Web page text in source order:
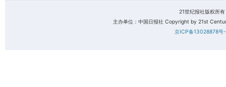
21世纪报社版权所
主办单位：中国日报社 Copyright by 21st
京ICP备13028878号